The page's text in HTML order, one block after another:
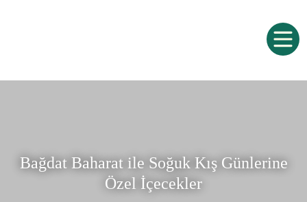
Bağdat Baharat ile Soğuk Kış Günlerine
Özel İçecekler